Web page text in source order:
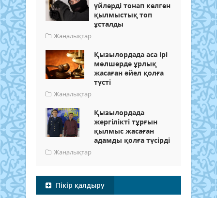
үйлерді тонап келген
қылмыстық топ
ұсталды
Жаңалықтар
Қызылордада аса ірі
мөлшерде ұрлық
жасаған әйел қолға
түсті
Жаңалықтар
Қызылордада
жергілікті тұрғын
қылмыс жасаған
адамды қолға түсірді
Жаңалықтар
Пікір қалдыру